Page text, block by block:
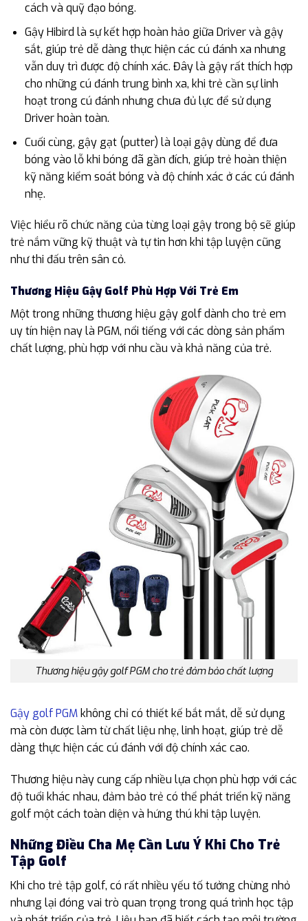
cách và quỹ đạo bóng.
Gậy Hibird là sự kết hợp hoàn hảo giữa Driver và gậy
sắt, giúp trẻ dễ dàng thực hiện các cú đánh xa nhưng
vẫn duy trì được độ chính xác. Đây là gậy rất thích hợp
cho những cú đánh trung bình xa, khi trẻ cần sự linh
hoạt trong cú đánh nhưng chưa đủ lực để sử dụng
Driver hoàn toàn.
Cuối cùng, gậy gạt (putter) là loại gậy dùng để đưa
bóng vào lỗ khi bóng đã gần đích, giúp trẻ hoàn thiện
kỹ năng kiểm soát bóng và độ chính xác ở các cú đánh
nhẹ.
Việc hiểu rõ chức năng của từng loại gậy trong bộ sẽ giúp
trẻ nắm vững kỹ thuật và tự tin hơn khi tập luyện cũng
như thi đấu trên sân cỏ.
Thương Hiệu Gậy Golf Phù Hợp Với Trẻ Em
Một trong những thương hiệu gậy golf dành cho trẻ em
uy tín hiện nay là PGM, nổi tiếng với các dòng sản phẩm
chất lượng, phù hợp với nhu cầu và khả năng của trẻ.
Thương hiệu gậy golf PGM cho trẻ đảm bảo chất lượng
Gậy golf PGMkhông chỉ có thiết kế bắt mắt, dễ sử dụng
mà còn được làm từ chất liệu nhẹ, linh hoạt, giúp trẻ dễ
dàng thực hiện các cú đánh với độ chính xác cao.
Thương hiệu này cung cấp nhiều lựa chọn phù hợp với các
độ tuổi khác nhau, đảm bảo trẻ có thể phát triển kỹ năng
golf một cách toàn diện và hứng thú khi tập luyện.
Những Điều Cha Mẹ Cần Lưu Ý Khi Cho Trẻ
Tập Golf
Khi cho trẻ tập golf, có rất nhiều yếu tố tưởng chừng nhỏ
nhưng lại đóng vai trò quan trọng trong quá trình học tập